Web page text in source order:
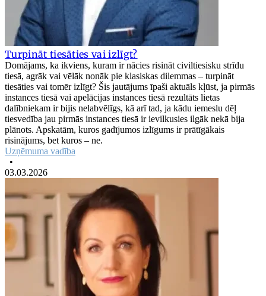
Turpināt tiesāties vai izlīgt?
Domājams, ka ikviens, kuram ir nācies risināt civiltiesisku strīdu
tiesā, agrāk vai vēlāk nonāk pie klasiskas dilemmas – turpināt
tiesāties vai tomēr izlīgt? Šis jautājums īpaši aktuāls kļūst, ja pirmās
instances tiesā vai apelācijas instances tiesā rezultāts lietas
dalībniekam ir bijis nelabvēlīgs, kā arī tad, ja kādu iemeslu dēļ
tiesvedība jau pirmās instances tiesā ir ievilkusies ilgāk nekā bija
plānots. Apskatām, kuros gadījumos izlīgums ir prātīgākais
risinājums, bet kuros – ne.
Uzņēmuma vadība
•
03.03.2026